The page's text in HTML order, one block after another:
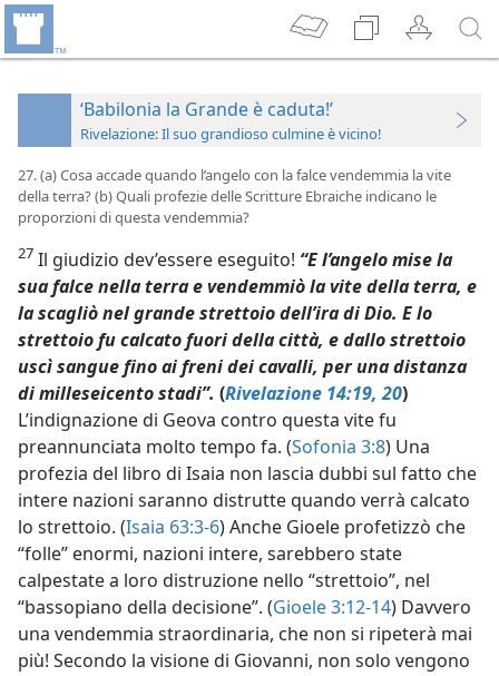
‘Babilonia la Grande è caduta!’
Rivelazione: Il suo grandioso culmine è vicino!
27. (a) Cosa accade quando l’angelo con la falce vendemmia la vite
della terra? (b) Quali profezie delle Scritture Ebraiche indicano le
proporzioni di questa vendemmia?
27 Il giudizio dev’essere eseguito! “E l’angelo mise la
sua falce nella terra e vendemmiò la vite della terra, e
la scagliò nel grande strettoio dell’ira di Dio. E lo
strettoio fu calcato fuori della città, e dallo strettoio
uscì sangue fino ai freni dei cavalli, per unadistanza
di milleseicento stadi”. (Rivelazione 14:19, 20)
L’indignazione di Geova contro questa vite fu
preannunciata molto tempo fa. (Sofonia 3:8) Una
profezia del libro di Isaia non lascia dubbi sul fatto che
intere nazioni saranno distrutte quando verrà calcato
lo strettoio. (Isaia 63:3-6) Anche Gioele profetizzò che
“folle” enormi, nazioni intere, sarebbero state
calpestate a loro distruzione nello “strettoio”, nel
“bassopiano della decisione”. (Gioele 3:12-14) Davvero
una vendemmia straordinaria, che non si ripeterà mai
più! Secondo la visione di Giovanni, non solo vengono